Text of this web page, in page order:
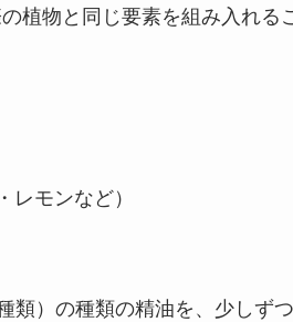
植物と同じ要素を組み入れる
モンなど）
類）の種類の精油を、少しず